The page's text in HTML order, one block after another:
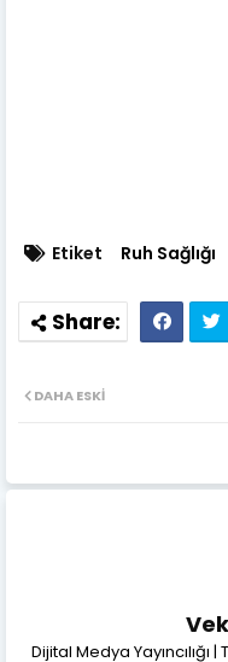
Etiket Ruh Sağlığı
DAHA ESKI
Dijital Medya Yayıncılığı |